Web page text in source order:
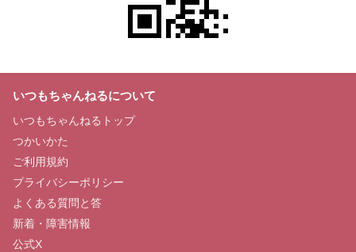
いつもちゃんねるについて
いつもちゃんねるトップ
つかいかた
ご利用規約
プライバシーポリシー
よくある質問と答
新着・障害情報
公式X